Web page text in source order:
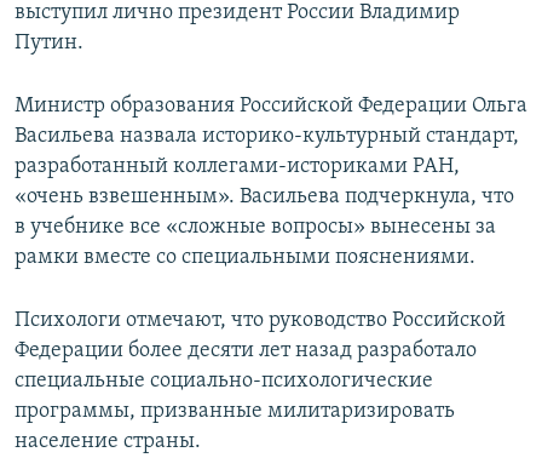
выступил лично президент России Владимир
Путин.
Министр образования Российской Федерации Ольга
Васильева назвала историко-культурный стандарт,
разработанный коллегами-историками РАН,
«очень взвешенным». Васильева подчеркнула, что
в учебнике все «сложные вопросы» вынесены за
рамки вместе со специальными пояснениями.
Психологи отмечают, что руководство Российской
Федерации более десяти лет назад разработало
специальные социально-психологические
программы, призванные милитаризировать
население страны.